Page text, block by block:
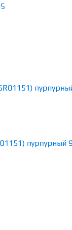
пурпурный